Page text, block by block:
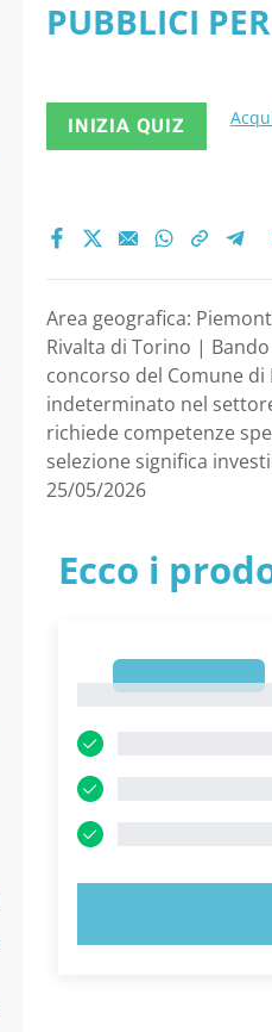
Piemonte
PUBBLICI
Rivalta di
INIZIA QUIZ
Area geografica:
Rivalta di Torino |
concorso del Comune
indeterminato nel
richiede competenze
selezione significa
25/05/2026
Ecco i